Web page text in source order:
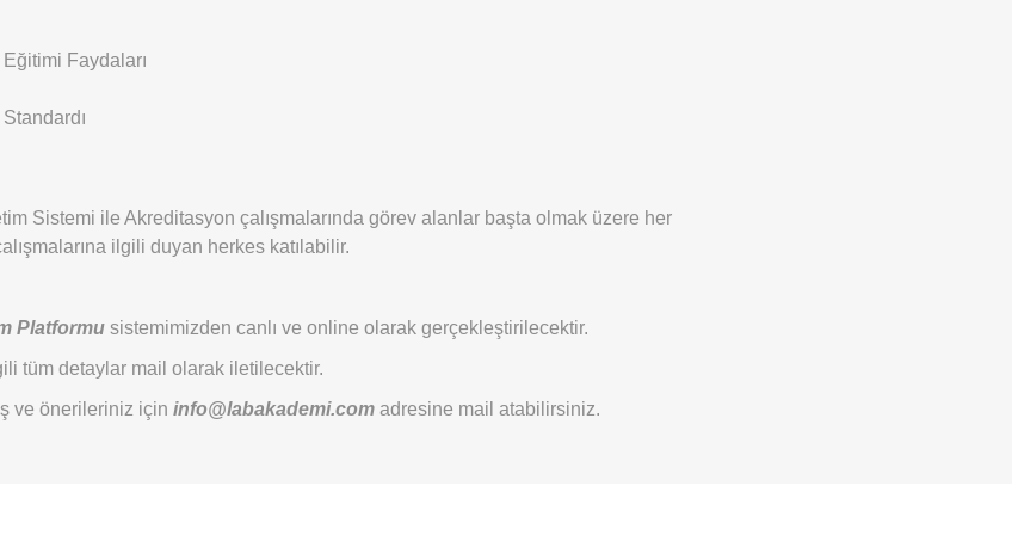
Faydaları
Sistemi ile Akreditasyon çalışmalarında görev alanlar başta olmak üzere her
ilgili duyan herkes katılabilir.
Platformu sistemimizden canlı ve online olarak gerçekleştirilecektir.
tüm detaylar mail olarak iletilecektir.
ve önerileriniz içininfo@labakademi.com adresine mail atabilirsiniz.